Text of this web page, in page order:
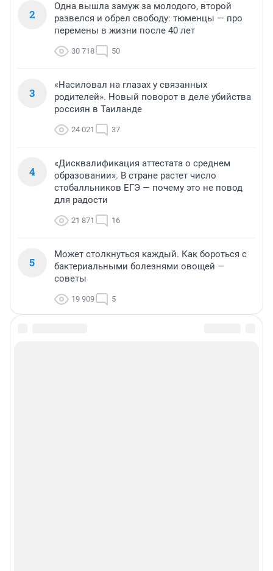
2
Одна вышла замуж за молодого, второй
развелся и обрел свободу: тюменцы — про
перемены в жизни после 40 лет
30 718 50
3
«Насиловал на глазах у связанных
родителей». Новый поворот в деле убийства
россиян в Таиланде
24 021 37
4
«Дисквалификация аттестата о среднем
образовании». В стране растет число
стобалльников ЕГЭ — почему это не повод
для радости
21 871 16
5
Может столкнуться каждый. Как бороться с
бактериальными болезнями овощей —
советы
19 909 5